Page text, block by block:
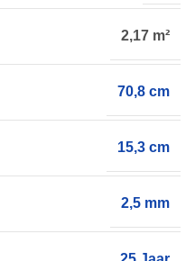
2,17 m²
70,8 cm
15,3 cm
2,5 mm